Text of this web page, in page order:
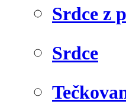
Srdce z
Srdce